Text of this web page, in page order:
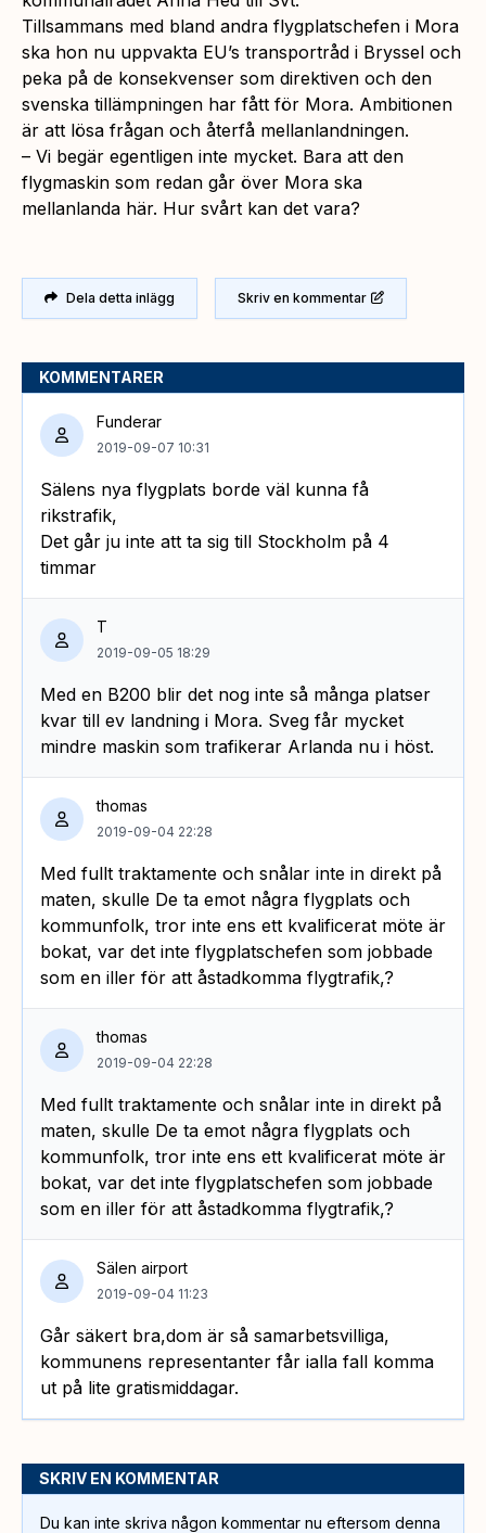
Tillsammans med bland andra flygplatschefen i Mora
ska hon nu uppvakta EU’s transportråd i Bryssel och
peka på de konsekvenser som direktiven och den
svenska tillämpningen har fått för Mora. Ambitionen
är att lösa frågan och återfå mellanlandningen.
– Vi begär egentligen inte mycket. Bara att den
flygmaskin som redan går över Mora ska
mellanlanda här. Hur svårt kan det vara?
Dela detta inlägg Skriv en kommentar
KOMMENTARER
Funderar
2019-09-07 10:31
Sälens nya flygplats borde väl kunna få
rikstrafik,
Det går ju inte att ta sig till Stockholm på 4
timmar
T
2019-09-05 18:29
Med en B200 blir det nog inte så många platser
kvar till ev landning i Mora. Sveg får mycket
mindre maskin som trafikerar Arlanda nu i höst.
thomas
2019-09-04 22:28
Med fullt traktamente och snålar inte in direkt på
maten, skulle De ta emot några flygplats och
kommunfolk, tror inte ens ett kvalificerat möte är
bokat, var det inte flygplatschefen som jobbade
som en iller för att åstadkomma flygtrafik,?
thomas
2019-09-04 22:28
Med fullt traktamente och snålar inte in direkt på
maten, skulle De ta emot några flygplats och
kommunfolk, tror inte ens ett kvalificerat möte är
bokat, var det inte flygplatschefen som jobbade
som en iller för att åstadkomma flygtrafik,?
Sälen airport
2019-09-04 11:23
Går säkert bra,dom är så samarbetsvilliga,
kommunens representanter får ialla fall komma
ut på lite gratismiddagar.
SKRIV EN KOMMENTAR
Du kan inte skriva någon kommentar nu eftersom denna